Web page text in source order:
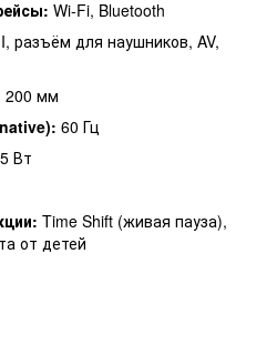
Wi-Fi, Bluetooth
разъём для наушников, AV,
200 мм
60 Гц
Вт
Time Shift (живая пауза),
от детей